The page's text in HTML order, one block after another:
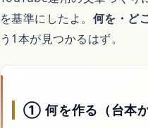
を基準にしたよ。 何を・ど
う1本が見つかるはず。
① 何を作る（台本か